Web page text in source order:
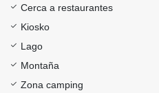
Cerca a restaurantes
Kiosko
Lago
Montaña
Zona camping